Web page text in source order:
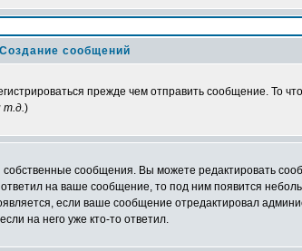
Создание сообщений
прежде чем отправить сообщение. То
т.д.)
сообщения. Вы можете редактировать
на ваше сообщение, то под ним появится
если ваше сообщение отредактировал
на него уже кто-то ответил.